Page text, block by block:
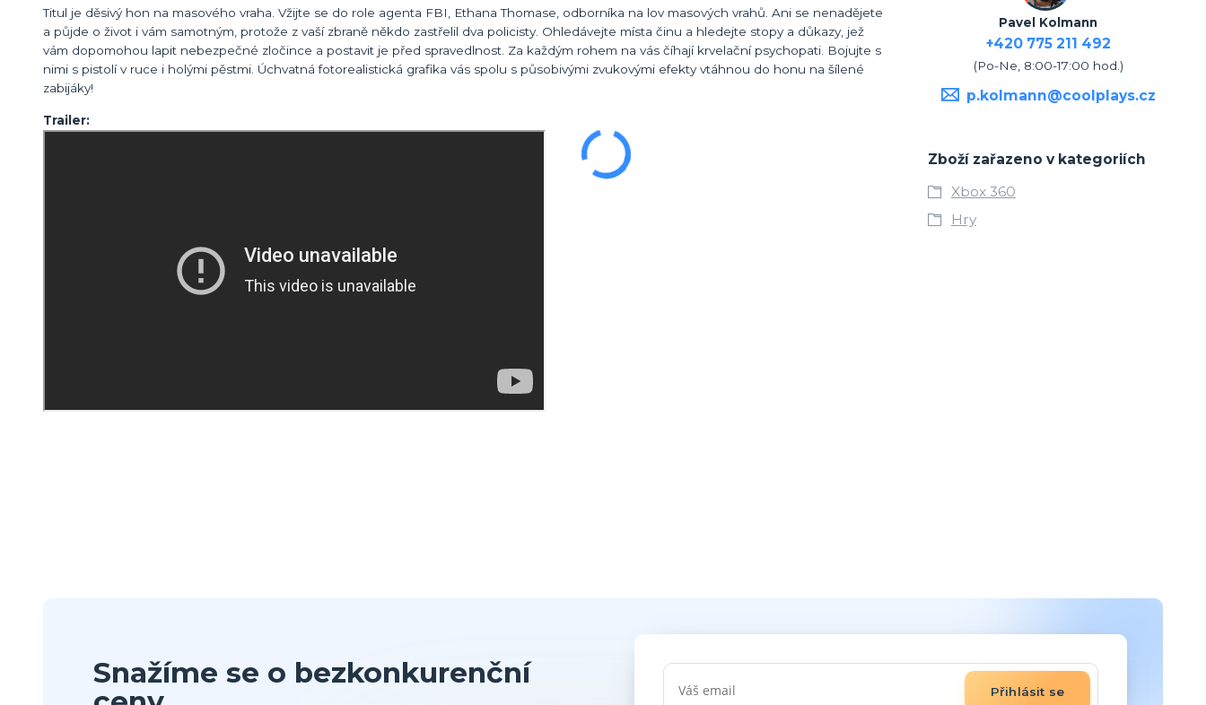
Titul je děsivý hon na masového vraha. Vžijte se do role agenta FBI, Ethana Thomase, odborníka na lov masových vrahů. Ani se nenadějete
a půjde o život i vám samotným, protože z vaší zbraně někdo zastřelil dva policisty. Ohledávejte místa činu a hledejte stopy a důkazy, jež
vám dopomohou lapit nebezpečné zločince a postavit je před spravedlnost. Za každým rohem na vás číhají krvelační psychopati. Bojujte s
nimi s pistolí v ruce i holými pěstmi. Úchvatná fotorealistická grafika vás spolu s působivými zvukovými efekty vtáhnou do honu na šílené
zabijáky!
Trailer:
Pavel Kolmann
+420 775 211 492
(Po-Ne, 8:00-17:00 hod.)
p.kolmann@coolplays.cz
Zboží zařazeno v kategoriích
Xbox 360
Hry
Snažíme se o bezkonkurenční
Přihlásit se